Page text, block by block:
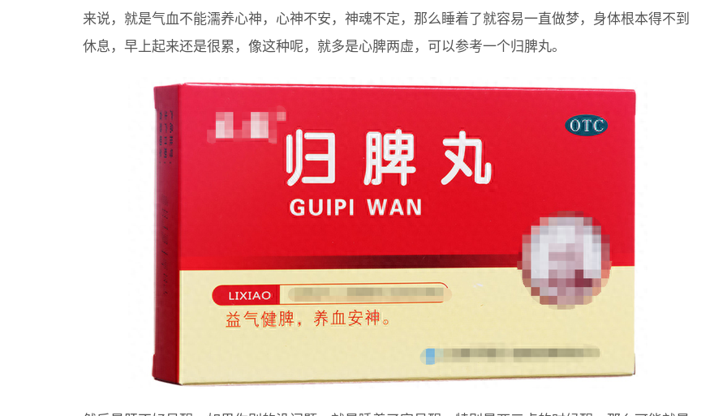
来说，就是气血不能濡养心神，心神不安，神魂不定，那么睡着了就容易一直做梦，身体根本得不到
休息，早上起来还是很累，像这种呢，就多是心脾两虚，可以参考一个归脾丸。